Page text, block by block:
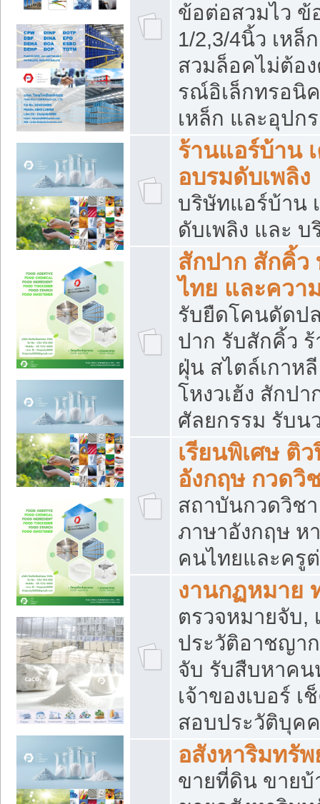
ข้อต่อสวมไว ข้
1/2,3/4นิ้ว เหล็
สวมล็อคไม่ต้อ
รณ์อิเล็กทรอนิ
เหล็ก และอุปก
ร้านแอร์บ้าน
อบรมดับเพลิง
บริษัทแอร์บ้าน
ดับเพลิง และ
สักปาก สักคิ้
ไทย และควา
รับยืดโคนดัดป
ปาก รับสักคิ้ว
ฝุ่น สไตล์เกาห
โหงวเฮ้ง สักป
ศัลยกรรม รับน
เรียนพิเศษ ติ
อังกฤษ กวดวิ
สถาบันกวดวิช
ภาษาอังกฤษ ห
คนไทยและครู
งานกฏหมาย
ตรวจหมายจับ,
ประวัติอาชญา
จับ รับสืบหาคน
เจ้าของเบอร์
สอบประวัติบุค
อสังหาริมทรัพ
ขายที่ดิน ขายบ้